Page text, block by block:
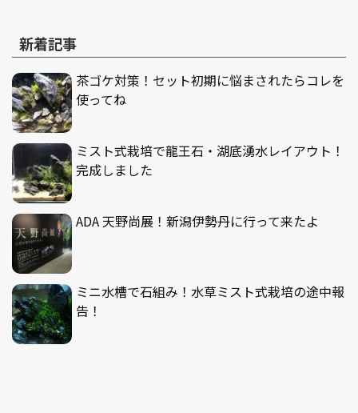
新着記事
茶ゴケ対策！セット初期に悩まされたらコレを
使ってね
ミスト式栽培で龍王石・湖底湧水レイアウト！
完成しました
ADA 天野尚展！新潟伊勢丹に行って来たよ
ミニ水槽で石組み！水草ミスト式栽培の途中報
告！